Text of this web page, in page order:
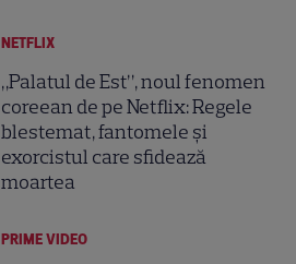
NETFLIX
„Palatul de Est”, noul fenomen
coreean de pe Netflix: Regele
blestemat, fantomele și
exorcistul care sfidează
moartea
PRIME VIDEO